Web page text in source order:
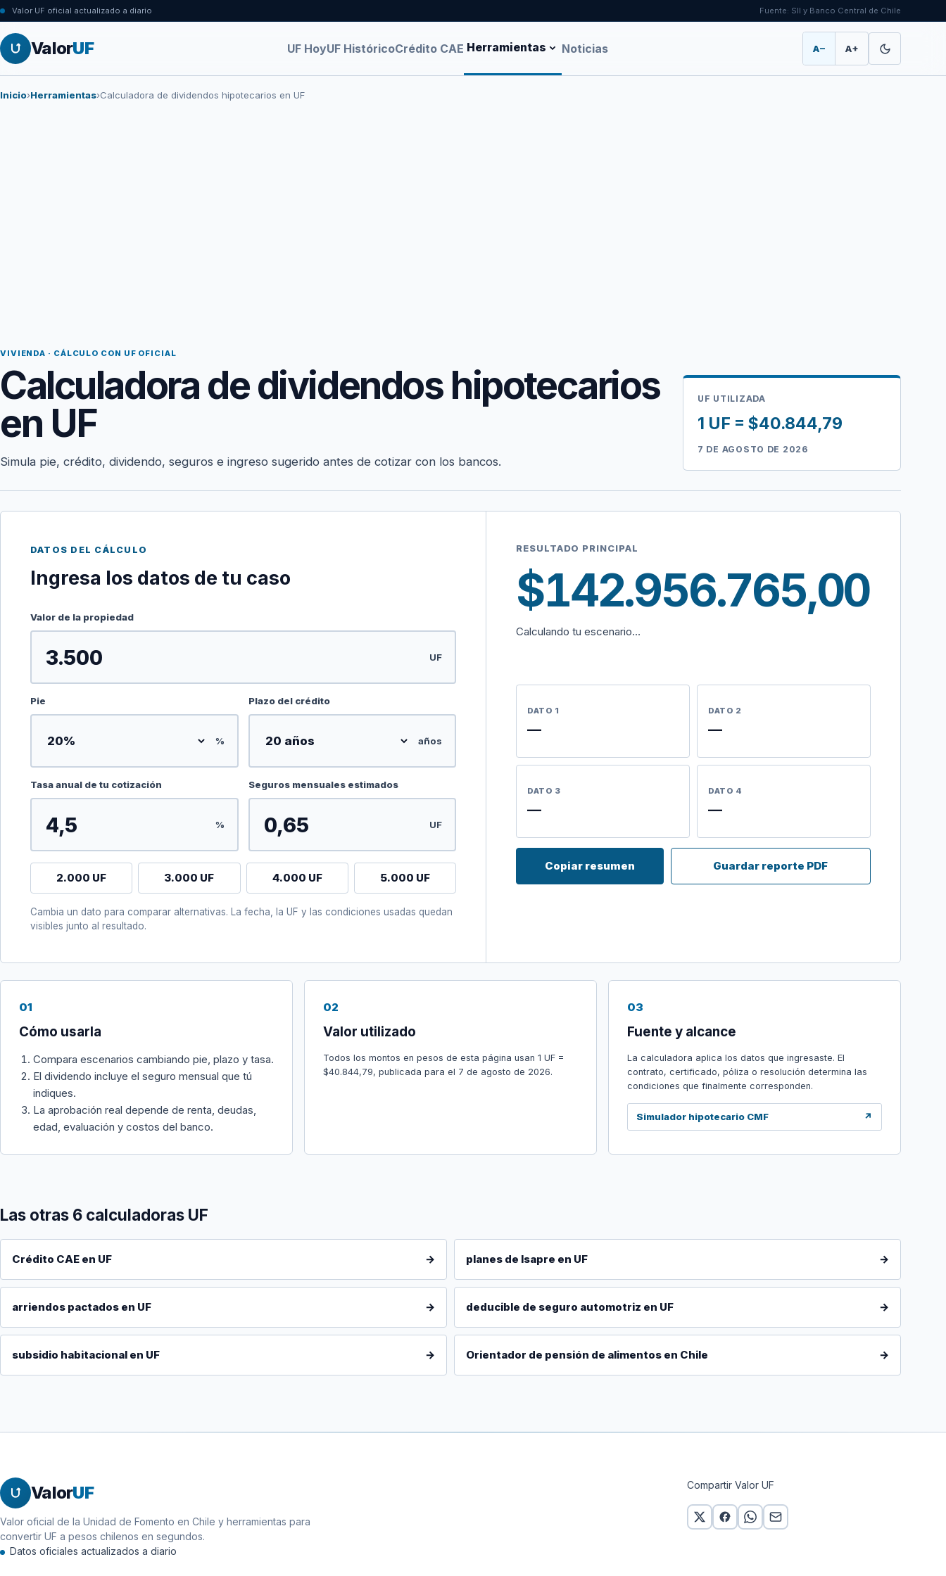
Valor UF oficial actualizado a diario Fuente: SII y Banco Central de Chile
ValorUF UF HoyUF HistóricoCrédito CAE Herramientas Noticias A− A+
Inicio›Herramientas›Calculadora de dividendos hipotecarios en UF
VIVIENDA · CÁLCULO CON UF OFICIAL
Calculadora de dividendos hipotecarios
en UF
Simula pie, crédito, dividendo, seguros e ingreso sugerido antes de cotizar con los bancos.
UF UTILIZADA
1 UF = $40.844,79
7 DE AGOSTO DE 2026
DATOS DEL CÁLCULO
Ingresa los datos de tu caso
Valor de la propiedad
UF
Pie
%
Plazo del crédito
años
Tasa anual de tu cotización
%
Seguros mensuales estimados
UF
2.000 UF 3.000 UF 4.000 UF 5.000 UF
Cambia un dato para comparar alternativas. La fecha, la UF y las condiciones usadas quedan
visibles junto al resultado.
RESULTADO PRINCIPAL
$142.956.765,00
Calculando tu escenario…
DATO 1
—
DATO 2
—
DATO 3
—
DATO 4
—
Copiar resumen Guardar reporte PDF
01
Cómo usarla
Compara escenarios cambiando pie, plazo y tasa.
El dividendo incluye el seguro mensual que tú
indiques.
La aprobación real depende de renta, deudas,
edad, evaluación y costos del banco.
02
Valor utilizado
Todos los montos en pesos de esta página usan 1 UF =
$40.844,79, publicada para el 7 de agosto de 2026.
03
Fuente y alcance
La calculadora aplica los datos que ingresaste. El
contrato, certificado, póliza o resolución determina las
condiciones que finalmente corresponden.
Simulador hipotecario CMF ↗
Las otras 6 calculadoras UF
Crédito CAE en UF → planes de Isapre en UF →
arriendos pactados en UF → deducible de seguro automotriz en UF →
subsidio habitacional en UF → Orientador de pensión de alimentos en Chile →
ValorUF
Valor oficial de la Unidad de Fomento en Chile y herramientas para
convertir UF a pesos chilenos en segundos.
Datos oficiales actualizados a diario
Compartir Valor UF